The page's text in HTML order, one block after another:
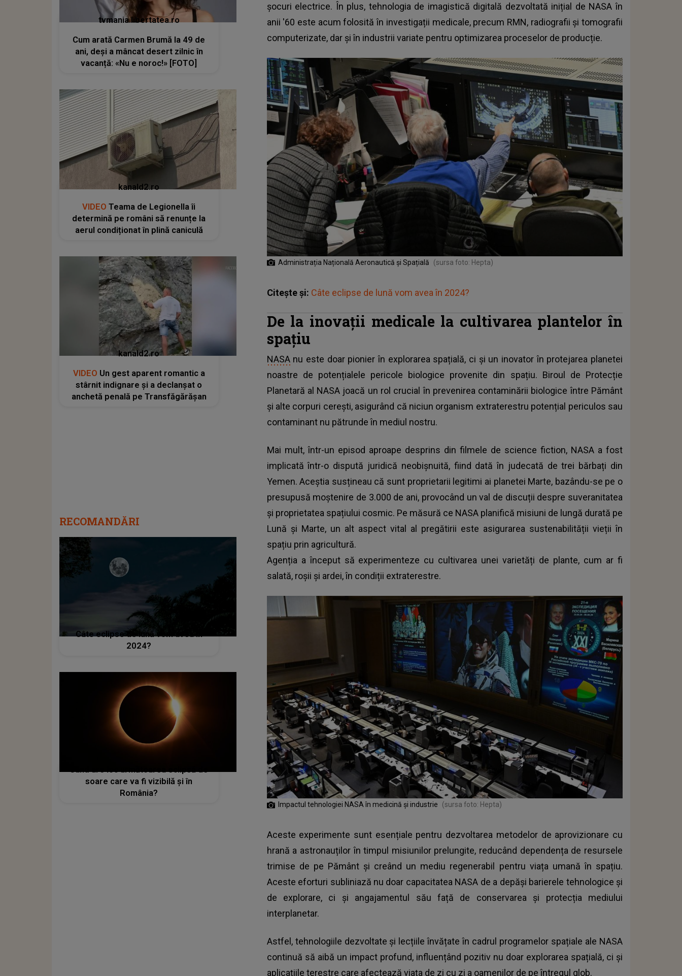
șocuri electrice. În plus, tehnologia de imagistică digitală dezvoltată inițial de NASA în
anii '60 este acum folosită în investigații medicale, precum RMN, radiografii și tomografii
computerizate, dar și în industrii variate pentru optimizarea proceselor de producție.
Administrația Națională Aeronautică și Spațială (sursa foto: Hepta)
Citește și: Câte eclipse de lună vom avea în 2024?
De la inovații medicale la cultivarea plantelor în
spațiu
NASAnu este doar pionier în explorarea spațială, ci și un inovator în protejarea planetei
noastre de potențialele pericole biologice provenite din spațiu. Biroul de Protecție
Planetară al NASA joacă un rol crucial în prevenirea contaminării biologice între Pământ
și alte corpuri cerești, asigurând că niciun organism extraterestru potențial periculos sau
contaminant nu pătrunde în mediul nostru.
Mai mult, într-un episod aproape desprins din filmele de science fiction, NASA a fost
implicată într-o dispută juridică neobișnuită, fiind dată în judecată de trei bărbați din
Yemen. Aceștia susțineau că sunt proprietarii legitimi ai planetei Marte, bazându-se pe o
presupusă moștenire de 3.000 de ani, provocând un val de discuții despre suveranitatea
și proprietatea spațiului cosmic. Pe măsură ce NASA planifică misiuni de lungă durată pe
Lună și Marte, un alt aspect vital al pregătirii este asigurarea sustenabilității vieții în
spațiu prin agricultură.
Agenția a început să experimenteze cu cultivarea unei varietăți de plante, cum ar fi
salată, roșii și ardei, în condiții extraterestre.
Impactul tehnologiei NASA în medicină și industrie (sursa foto: Hepta)
Aceste experimente sunt esențiale pentru dezvoltarea metodelor de aprovizionare cu
hrană a astronauților în timpul misiunilor prelungite, reducând dependența de resursele
trimise de pe Pământ și creând un mediu regenerabil pentru viața umană în spațiu.
Aceste eforturi subliniază nu doar capacitatea NASA de a depăși barierele tehnologice și
de explorare, ci și angajamentul său față de conservarea și protecția mediului
interplanetar.
Astfel, tehnologiile dezvoltate și lecțiile învățate în cadrul programelor spațiale ale NASA
continuă să aibă un impact profund, influențând pozitiv nu doar explorarea spațială, ci și
aplicațiile terestre care afectează viața de zi cu zi a oamenilor de pe întregul glob.
tvmania.libertatea.ro
Cum arată Carmen Brumă la 49 de
ani, deși a mâncat desert zilnic în
vacanță: «Nu e noroc!» [FOTO]
kanald2.ro
VIDEO Teama de Legionella îi
determină pe români să renunțe la
aerul condiționat în plină caniculă
kanald2.ro
VIDEO Un gest aparent romantic a
stârnit indignare și a declanșat o
anchetă penală pe Transfăgărășan
RECOMANDĂRI
Câte eclipse de lună vom avea în
2024?
soare care va fi vizibilă și în
România?